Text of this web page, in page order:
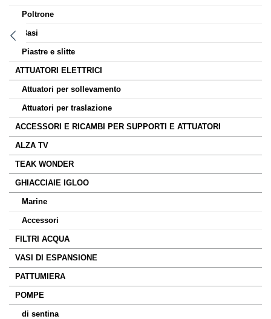
Poltrone
Basi
Piastre e slitte
ATTUATORI ELETTRICI
Attuatori per sollevamento
Attuatori per traslazione
ACCESSORI E RICAMBI PER SUPPORTI E ATTUATORI
ALZA TV
TEAK WONDER
GHIACCIAIE IGLOO
Marine
Accessori
FILTRI ACQUA
VASI DI ESPANSIONE
PATTUMIERA
POMPE
di sentina